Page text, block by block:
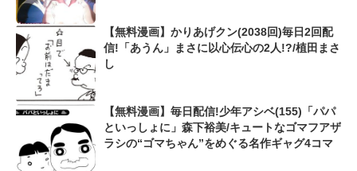
【無料漫画】かりあげクン(2038回)毎日2回配
信!「あうん」まさに以心伝心の2人!?/植田まさ
し
【無料漫画】毎日配信!少年アシベ(155)「パパ
といっしょに」森下裕美/キュートなゴマフアザ
ラシの“ゴマちゃん”をめぐる名作ギャグ4コマ